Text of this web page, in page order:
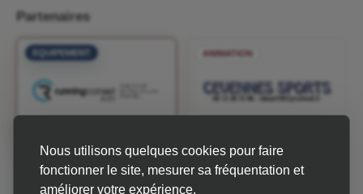
Nous utilisons quelques cookies pour faire
fonctionner le site, mesurer sa fréquentation et
améliorer votre expérience.
Partenaires
ANIMATION
INFOS & MÉTÉO